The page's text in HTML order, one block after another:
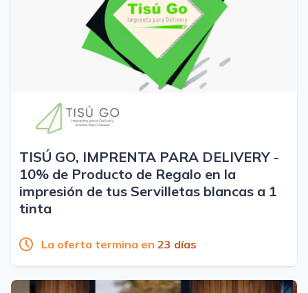
TISÚ GO, IMPRENTA PARA DELIVERY -
10% de Producto de Regalo en la
impresión de tus Servilletas blancas a 1
tinta
La oferta termina en 23 días